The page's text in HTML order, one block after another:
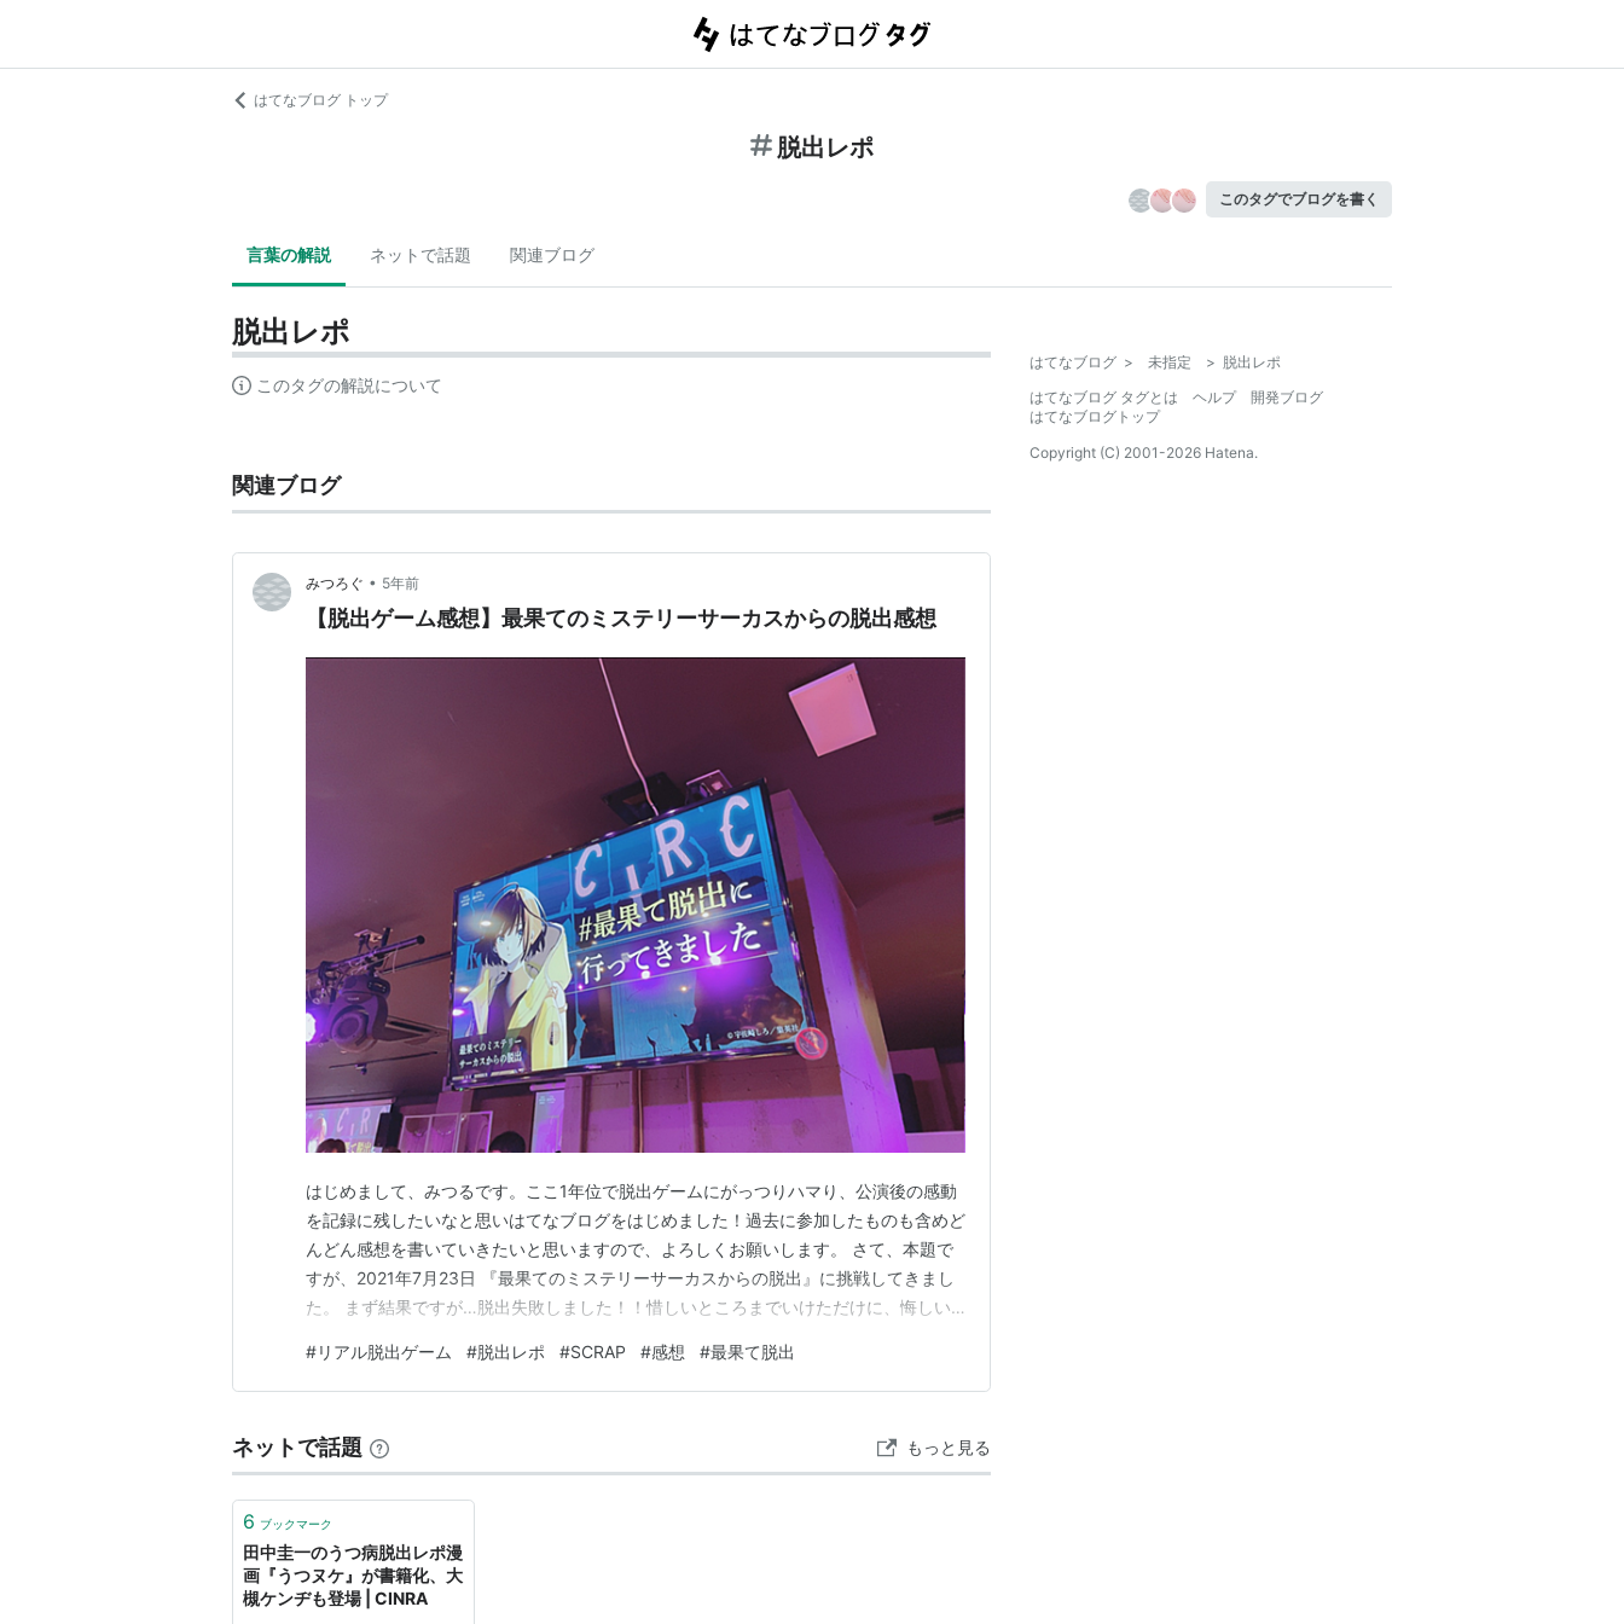
はてなブログ トップ
脱出レポ
このタグでブログを書く
言葉の解説 ネットで話題 関連ブログ
脱出レポ
このタグの解説について
関連ブログ
みつろぐ • 5年前
【脱出ゲーム感想】最果てのミステリーサーカスからの脱出感想
はじめまして、みつるです。ここ1年位で脱出ゲームにがっつりハマり、公演後の感動
を記録に残したいなと思いはてなブログをはじめました！過去に参加したものも含めど
んどん感想を書いていきたいと思いますので、よろしくお願いします。 さて、本題で
すが、2021年7月23日 『最果てのミステリーサーカスからの脱出』に挑戦してきまし
た。 まず結果ですが…脱出失敗しました！！惜しいところまでいけただけに、悔しい
ます。 公演について 難易度 良かったところ ホール型なのに没入感がすごい！ なんと
いってもストーリーが良い。 個人的な感想(…
#リアル脱出ゲーム #脱出レポ #SCRAP #感想 #最果て脱出
ネットで話題 もっと見る
6 ブックマーク
田中圭一のうつ病脱出レポ漫
画『うつヌケ』が書籍化、大
槻ケンヂも登場 | CINRA
はてなブログ > 未指定 > 脱出レポ
はてなブログ タグとは
ヘルプ
開発ブログ
はてなブログトップ
Copyright (C) 2001-2026 Hatena.